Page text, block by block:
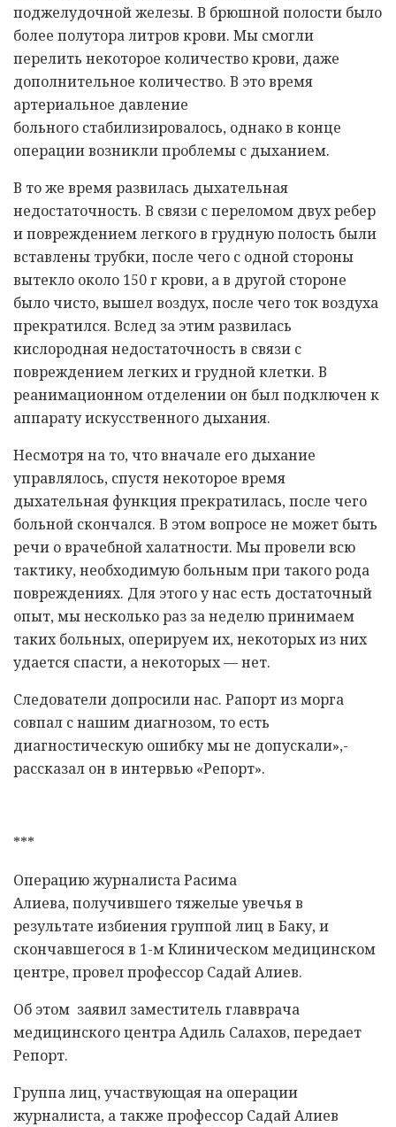
поджелудочной железы. В брюшной полости было
более полутора литров крови. Мы смогли
перелить некоторое количество крови, даже
дополнительное количество. В это время
артериальное давление
больного стабилизировалось, однако в конце
операции возникли проблемы с дыханием.
В то же время развилась дыхательная
недостаточность. В связи с переломом двух ребер
и повреждением легкого в грудную полость были
вставлены трубки, после чего с одной стороны
вытекло около 150 г крови, а в другой стороне
было чисто, вышел воздух, после чего ток воздуха
прекратился. Вслед за этим развилась
кислородная недостаточность в связи с
повреждением легких и грудной клетки. В
реанимационном отделении он был подключен к
аппарату искусственного дыхания.
Несмотря на то, что вначале его дыхание
управлялось, спустя некоторое время
дыхательная функция прекратилась, после чего
больной скончался. В этом вопросе не может быть
речи о врачебной халатности. Мы провели всю
тактику, необходимую больным при такого рода
повреждениях. Для этого у нас есть достаточный
опыт, мы несколько раз за неделю принимаем
таких больных, оперируем их, некоторых из них
удается спасти, а некоторых — нет.
Следователи допросили нас. Рапорт из морга
совпал с нашим диагнозом, то есть
диагностическую ошибку мы не допускали»,-
рассказал он в интервью «Репорт».
***
Операцию журналиста Расима
Алиева, получившего тяжелые увечья в
результате избиения группой лиц в Баку, и
скончавшегося в 1-м Клиническом медицинском
центре, провел профессор Садай Алиев.
Об этом заявил заместитель главврача
медицинского центра Адиль Салахов, передает
Репорт.
Группа лиц, участвующая на операции
журналиста, а также профессор Садай Алиев